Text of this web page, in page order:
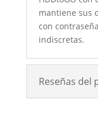
mantiene sus
con
indiscretas.
Reseñas del